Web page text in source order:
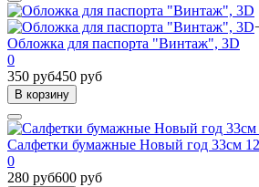
Обложка для паспорта "Винтаж", 3D
0
350 руб450 руб
В корзину
Салфетки бумажные Новый год 33см
0
280 руб600 руб